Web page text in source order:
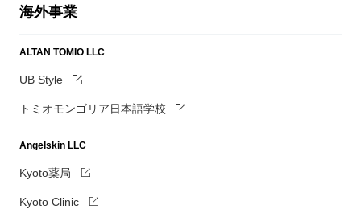
海外事業
ALTAN TOMIO LLC
UB Style
トミオモンゴリア日本語学校
Angelskin LLC
Kyoto薬局
Kyoto Clinic